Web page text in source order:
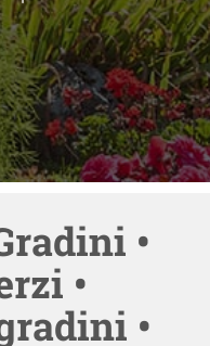
•
•
•